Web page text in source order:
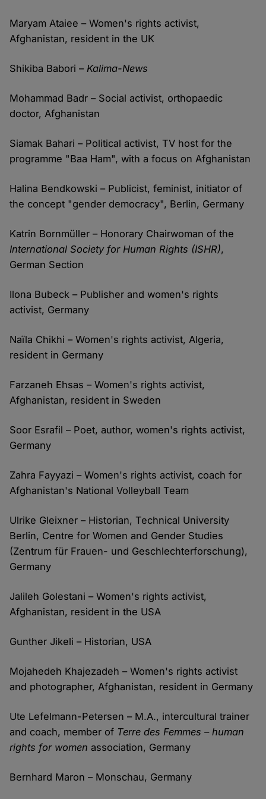
Maryam Ataiee – Women's rights activist,
Afghanistan, resident in the UK
Shikiba Babori –Kalima-News
Mohammad Badr – Social activist, orthopaedic
doctor, Afghanistan
Siamak Bahari – Political activist, TV host for the
programme "Baa Ham", with a focus on Afghanistan
Halina Bendkowski – Publicist, feminist, initiator of
the concept "gender democracy", Berlin, Germany
Katrin Bornmüller – Honorary Chairwoman of the
International Society for Human Rights (ISHR),
German Section
Ilona Bubeck – Publisher and women's rights
activist, Germany
Naïla Chikhi – Women's rights activist, Algeria,
resident in Germany
Farzaneh Ehsas – Women's rights activist,
Afghanistan, resident in Sweden
Soor Esrafil – Poet, author, women's rights activist,
Germany
Zahra Fayyazi – Women's rights activist, coach for
Afghanistan's National Volleyball Team
Ulrike Gleixner – Historian, Technical University
Berlin, Centre for Women and Gender Studies
(Zentrum für Frauen- und Geschlechterforschung),
Germany
Jalileh Golestani – Women's rights activist,
Afghanistan, resident in the USA
Gunther Jikeli – Historian, USA
Mojahedeh Khajezadeh – Women's rights activist
and photographer, Afghanistan, resident in Germany
Ute Lefelmann-Petersen – M.A., intercultural trainer
and coach, member of Terre des Femmes – human
rights for women association, Germany
Bernhard Maron – Monschau, Germany